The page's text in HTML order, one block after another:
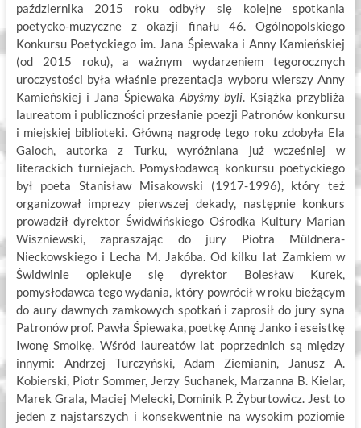
października 2015 roku odbyły się kolejne spotkania
poetycko-muzyczne z okazji finału 46. Ogólnopolskiego
Konkursu Poetyckiego im. Jana Śpiewaka i Anny Kamieńskiej
(od 2015 roku), a ważnym wydarzeniem tegorocznych
uroczystości była właśnie prezentacja wyboru wierszy Anny
Kamieńskiej i Jana ŚpiewakaAbyśmy byli. Książka przybliża
laureatom i publiczności przesłanie poezji Patronów konkursu
i miejskiej biblioteki. Główną nagrodę tego roku zdobyła Ela
Galoch, autorka z Turku, wyróżniana już wcześniej w
literackich turniejach. Pomysłodawcą konkursu poetyckiego
był poeta Stanisław Misakowski (1917-1996), który też
organizował imprezy pierwszej dekady, następnie konkurs
prowadził dyrektor Świdwińskiego Ośrodka Kultury Marian
Wiszniewski, zapraszając do jury Piotra Müldnera-
Nieckowskiego i Lecha M. Jakóba. Od kilku lat Zamkiem w
Świdwinie opiekuje się dyrektor Bolesław Kurek,
pomysłodawca tego wydania, który powrócił w roku bieżącym
do aury dawnych zamkowych spotkań i zaprosił do jury syna
Patronów prof. Pawła Śpiewaka, poetkę Annę Janko i eseistkę
Iwonę Smolkę. Wśród laureatów lat poprzednich są między
innymi: Andrzej Turczyński, Adam Ziemianin, Janusz A.
Kobierski, Piotr Sommer, Jerzy Suchanek, Marzanna B. Kielar,
Marek Grala, Maciej Melecki, Dominik P. Żyburtowicz. Jest to
jeden z najstarszych i konsekwentnie na wysokim poziomie